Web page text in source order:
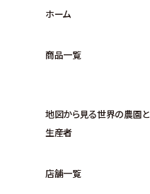
ホーム
商品一覧
地図から見る世界の農園と
生産者
店舗一覧